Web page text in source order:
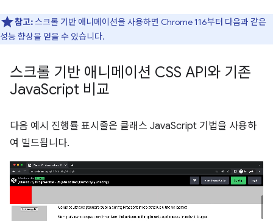
참고:스크롤 기반 애니메이션을 사용하면 Chrome 116부터 다음과 같은
성능 향상을 얻을 수 있습니다.
스크롤 기반 애니메이션 CSS API와 기존
JavaScript 비교
다음 예시 진행률 표시줄은 클래스 JavaScript 기법을 사용하
여 빌드됩니다.